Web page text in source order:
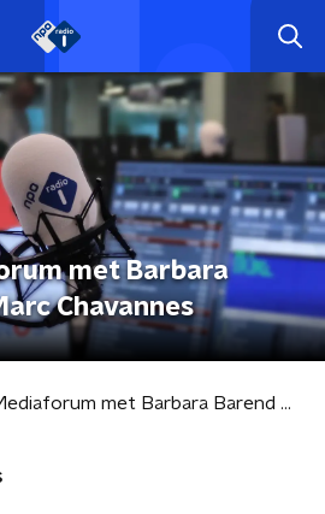
met Barbara
Chavannes
Het Mediaforum met Barbara Barend en Marc Chavannes